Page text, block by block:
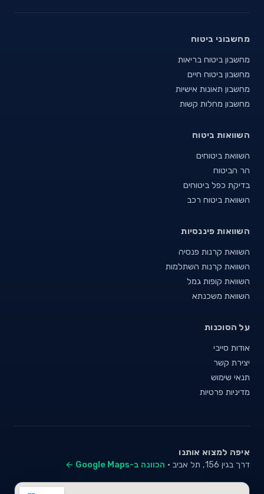
מחשבוני ביטוח
מחשבון ביטוח בריאות
מחשבון ביטוח חיים
מחשבון תאונות אישיות
מחשבון מחלות קשות
השוואות ביטוח
השוואת ביטוחים
הר הביטוח
בדיקת כפל ביטוחים
השוואת ביטוח רכב
השוואות פיננסיות
השוואת קרנות פנסיה
השוואת קרנות השתלמות
השוואת קופות גמל
השוואת משכנתא
על הסוכנות
אודות סייבי
יצירת קשר
תנאי שימוש
מדיניות פרטיות
איפה למצוא אותנו
דרך בגין 156, תל אביב · הכוונה ב-Google Maps ←